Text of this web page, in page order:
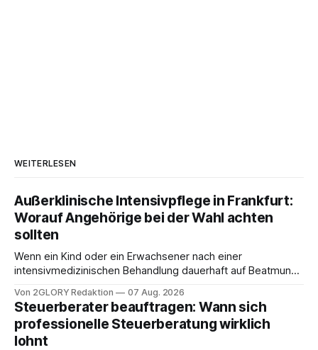
WEITERLESEN
Außerklinische Intensivpflege in Frankfurt:
Worauf Angehörige bei der Wahl achten
sollten
Wenn ein Kind oder ein Erwachsener nach einer
intensivmedizinischen Behandlung dauerhaft auf Beatmung
angewiesen ist, stellt sich für Familien eine schwierige
Frage: Muss die Versorgung dauerhaft in der Klinik bleiben –
oder ist ein Leben zu Hause möglich? Die außerklinische
Intensivpflege bietet genau diese Alternative: Sie
Von 2GLORY Redaktion 07 Aug. 2026
Steuerberater beauftragen: Wann sich
professionelle Steuerberatung wirklich
lohnt